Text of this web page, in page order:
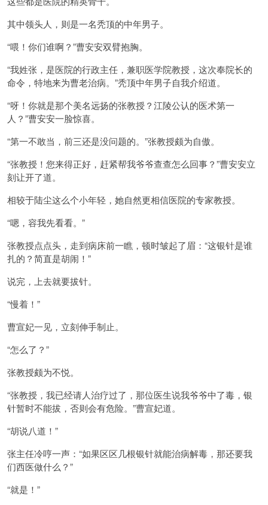
其中领头人，则是一名秃顶的中年男子。
“喂！你们谁啊？”曹安安双臂抱胸。
“我姓张，是医院的行政主任，兼职医学院教授，这次奉院长的
命令，特地来为曹老治病。”秃顶中年男子自我介绍道。
“呀！你就是那个美名远扬的张教授？江陵公认的医术第一
人？”曹安安一脸惊喜。
“第一不敢当，前三还是没问题的。”张教授颇为自傲。
“张教授！您来得正好，赶紧帮我爷爷查查怎么回事？”曹安安立
刻让开了道。
相较于陆尘这么个小年轻，她自然更相信医院的专家教授。
“嗯，容我先看看。”
张教授点点头，走到病床前一瞧，顿时皱起了眉：“这银针是谁
扎的？简直是胡闹！”
说完，上去就要拔针。
“慢着！”
曹宣妃一见，立刻伸手制止。
“怎么了？”
张教授颇为不悦。
“张教授，我已经请人治疗过了，那位医生说我爷爷中了毒，银
针暂时不能拔，否则会有危险。”曹宣妃道。
“胡说八道！”
张主任冷哼一声：“如果区区几根银针就能治病解毒，那还要我
们西医做什么？”
“就是！”